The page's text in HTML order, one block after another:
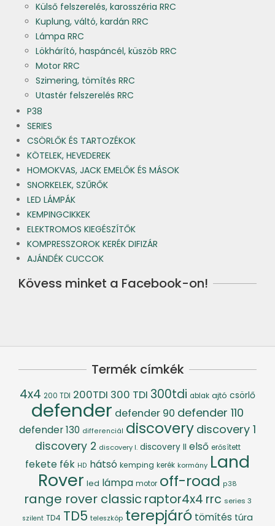
Külső felszerelés, karosszéria RRC
Kuplung, váltó, kardán RRC
Lámpa RRC
Lökhárító, haspáncél, küszöb RRC
Motor RRC
Szimering, tömítés RRC
Utastér felszerelés RRC
P38
SERIES
CSÖRLŐK ÉS TARTOZÉKOK
KÖTELEK, HEVEDEREK
HOMOKVAS, JACK EMELŐK ÉS MÁSOK
SNORKELEK, SZŰRŐK
LED LÁMPÁK
KEMPINGCIKKEK
ELEKTROMOS KIEGÉSZÍTŐK
KOMPRESSZOROK KERÉK DIFIZÁR
AJÁNDÉK CUCCOK
Kövess minket a Facebook-on!
Termék címkék
4x4 200 TDI 200TDI 300 TDI 300tdi ablak ajtó csörlő
defender defender 90 defender 110
defender 130 differenciál discovery discovery 1
discovery 2 discovery I. discovery II első erősített
fekete fék HD hátsó kemping kerék kormány Land
Rover led lámpa motor off-road p38
range rover classic raptor4x4 rrc series 3
szilent TD4 TD5 teleszkóp terepjáró tömítés túra